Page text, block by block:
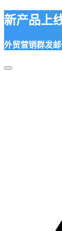
新产品上
外贸营销群发
Toggle